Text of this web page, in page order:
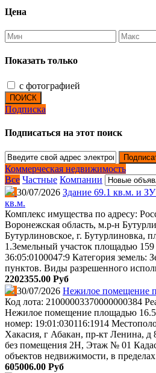
Цена
Показать только
с фотографией
ПОИСК
Подписка
Подписаться на этот поиск
Коммерческая недвижимость
Все Частные Компании
30/07/2026 Здание 69.1 кв.м. и
кв.м.
Комплекс имущества по адресу:
Воронежская область, м.р-н
Бутурлиновское, г. Бутурлиновка,
1.Земельный участок площадью
36:05:0100047:9 Категория земель:
пунктов. Виды разрешенного
2202355.00 Руб
30/07/2026 Нежилое помещение
Код лота: 21000003370000000384
Нежилое помещение площадью
номер: 19:01:030116:1914
Хакасия, г Абакан, пр-кт Ленина,
без помещения 2Н, Этаж № 01
объектов недвижимости, в
605006.00 Руб